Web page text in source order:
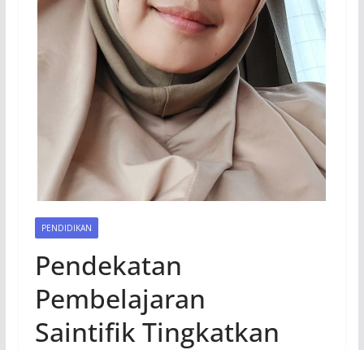
PENDIDIKAN
Pendekatan
Pembelajaran
Saintifik Tingkatkan